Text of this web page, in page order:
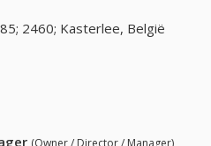
2460; Kasterlee, België